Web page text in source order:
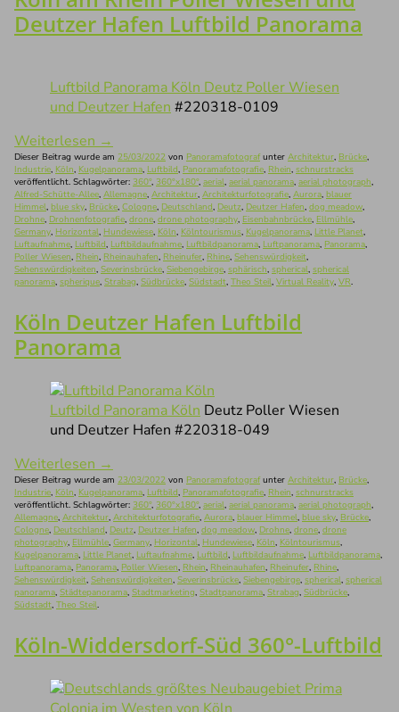
Deutzer Hafen Luftbild Panorama
Luftbild Panorama Köln Deutz Poller Wiesen
und Deutzer Hafen #220318-0109
Weiterlesen →
Dieser Beitrag wurde am 25/03/2022 von Panoramafotografunter Architektur, Brücke,
Industrie, Köln, Kugelpanorama, Luftbild, Panoramafotografie, Rhein, schnurstracks
veröffentlicht. Schlagwörter: 360°, 360°x180°, aerial, aerial panorama, aerial photograph,
Alfred-Schütte-Allee, Allemagne, Architektur, Architekturfotografie, Aurora, blauer
Himmel, blue sky, Brücke, Cologne, Deutschland, Deutz, Deutzer Hafen, dog meadow,
Drohne, Drohnenfotografie, drone, drone photography, Eisenbahnbrücke, Ellmühle,
Germany, Horizontal, Hundewiese, Köln, Kölntourismus, Kugelpanorama, Little Planet,
Luftaufnahme, Luftbild, Luftbildaufnahme, Luftbildpanorama, Luftpanorama, Panorama,
Poller Wiesen, Rhein, Rheinauhafen, Rheinufer, Rhine, Sehenswürdigkeit,
Sehenswürdigkeiten, Severinsbrücke, Siebengebirge, sphärisch, spherical, spherical
panorama, spherique, Strabag, Südbrücke, Südstadt, Theo Steil, Virtual Reality, VR.
Köln Deutzer Hafen Luftbild
Panorama
Luftbild Panorama Köln Deutz Poller Wiesen
und Deutzer Hafen #220318-049
Weiterlesen →
Dieser Beitrag wurde am 23/03/2022 von Panoramafotografunter Architektur, Brücke,
Industrie, Köln, Kugelpanorama, Luftbild, Panoramafotografie, Rhein, schnurstracks
veröffentlicht. Schlagwörter: 360°, 360°x180°, aerial, aerial panorama, aerial photograph,
Allemagne, Architektur, Architekturfotografie, Aurora, blauer Himmel, blue sky, Brücke,
Cologne, Deutschland, Deutz, Deutzer Hafen, dog meadow, Drohne, drone, drone
photography, Ellmühle, Germany, Horizontal, Hundewiese, Köln, Kölntourismus,
Kugelpanorama, Little Planet, Luftaufnahme, Luftbild, Luftbildaufnahme, Luftbildpanorama,
Luftpanorama, Panorama, Poller Wiesen, Rhein, Rheinauhafen, Rheinufer, Rhine,
Sehenswürdigkeit, Sehenswürdigkeiten, Severinsbrücke, Siebengebirge, spherical, spherical
panorama, Städtepanorama, Stadtmarketing, Stadtpanorama, Strabag, Südbrücke,
Südstadt, Theo Steil.
Köln-Widdersdorf-Süd 360°-Luftbild